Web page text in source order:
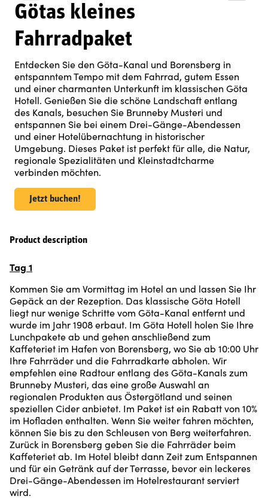
Götas kleines
Fahrradpaket
Entdecken Sie den Göta-Kanal und Borensberg in
entspanntem Tempo mit dem Fahrrad, gutem Essen
und einer charmanten Unterkunft im klassischen Göta
Hotell. Genießen Sie die schöne Landschaft entlang
des Kanals, besuchen Sie Brunneby Musteri und
entspannen Sie bei einem Drei-Gänge-Abendessen
und einer Hotelübernachtung in historischer
Umgebung. Dieses Paket ist perfekt für alle, die Natur,
regionale Spezialitäten und Kleinstadtcharme
verbinden möchten.
Jetzt buchen!
Product description
Tag 1
Kommen Sie am Vormittag im Hotel an und lassen Sie Ihr
Gepäck an der Rezeption. Das klassische Göta Hotell
liegt nur wenige Schritte vom Göta-Kanal entfernt und
wurde im Jahr 1908 erbaut. Im Göta Hotell holen Sie Ihre
Lunchpakete ab und gehen anschließend zum
Kaffeteriet im Hafen von Borensberg, wo Sie ab 10:00 Uhr
Ihre Fahrräder und die Fahrradkarte abholen. Wir
empfehlen eine Radtour entlang des Göta-Kanals zum
Brunneby Musteri, das eine große Auswahl an
regionalen Produkten aus Östergötland und seinen
speziellen Cider anbietet. Im Paket ist ein Rabatt von 10%
im Hofladen enthalten. Wenn Sie weiter fahren möchten,
können Sie bis zu den Schleusen von Berg weiterfahren.
Zurück in Borensberg geben Sie die Fahrräder beim
Kaffeteriet ab. Im Hotel bleibt dann Zeit zum Entspannen
und für ein Getränk auf der Terrasse, bevor ein leckeres
Drei-Gänge-Abendessen im Hotelrestaurant serviert
wird.